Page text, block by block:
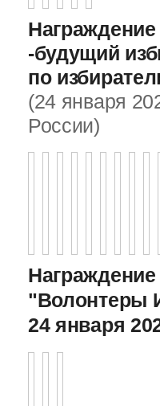
-будущий
по
(24 января
России)
24 января